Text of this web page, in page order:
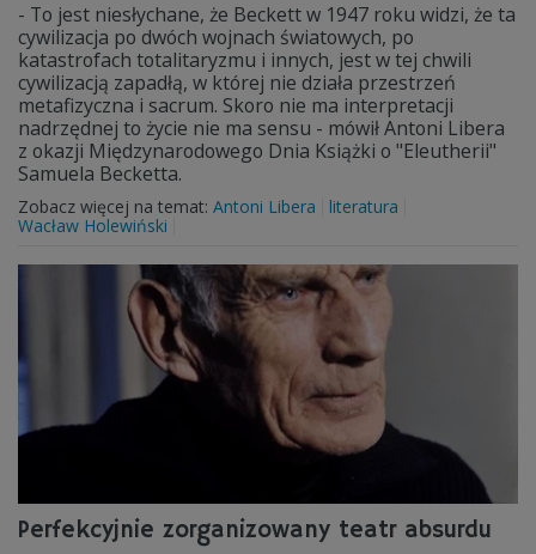
- To jest niesłychane, że Beckett w 1947 roku widzi, że ta
cywilizacja po dwóch wojnach światowych, po
katastrofach totalitaryzmu i innych, jest w tej chwili
cywilizacją zapadłą, w której nie działa przestrzeń
metafizyczna i sacrum. Skoro nie ma interpretacji
nadrzędnej to życie nie ma sensu - mówił Antoni Libera
z okazji Międzynarodowego Dnia Książki o "Eleutherii"
Samuela Becketta.
Zobacz więcej na temat: Antoni Libera
literatura
Wacław Holewiński
Perfekcyjnie zorganizowany teatr absurdu